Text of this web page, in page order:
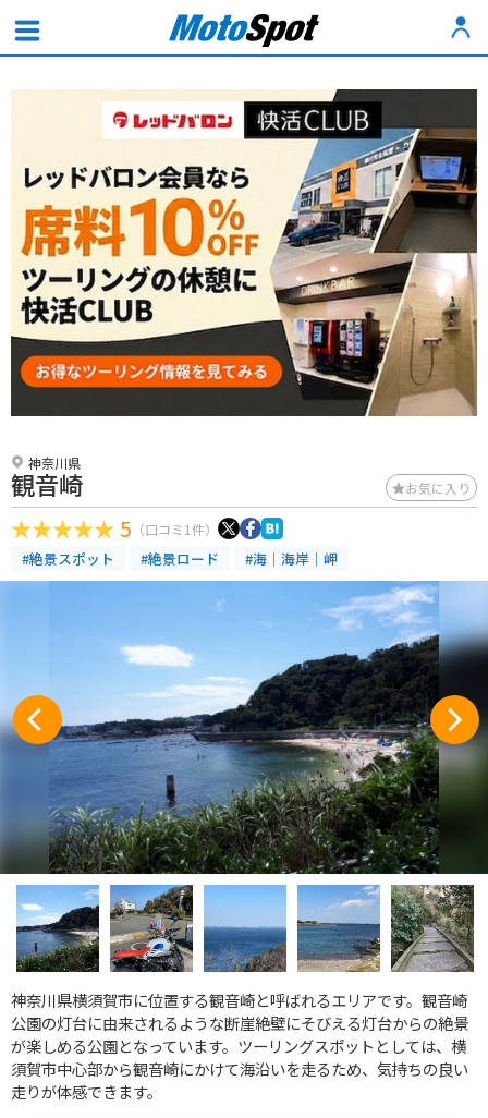
神奈川県
観音崎 お気に入り
5 （口コミ1件）
#絶景スポット #絶景ロード #海｜海岸｜岬
神奈川県横須賀市に位置する観音崎と呼ばれるエリアです。観音崎
公園の灯台に由来されるような断崖絶壁にそびえる灯台からの絶景
が楽しめる公園となっています。ツーリングスポットとしては、横
須賀市中心部から観音崎にかけて海沿いを走るため、気持ちの良い
走りが体感できます。